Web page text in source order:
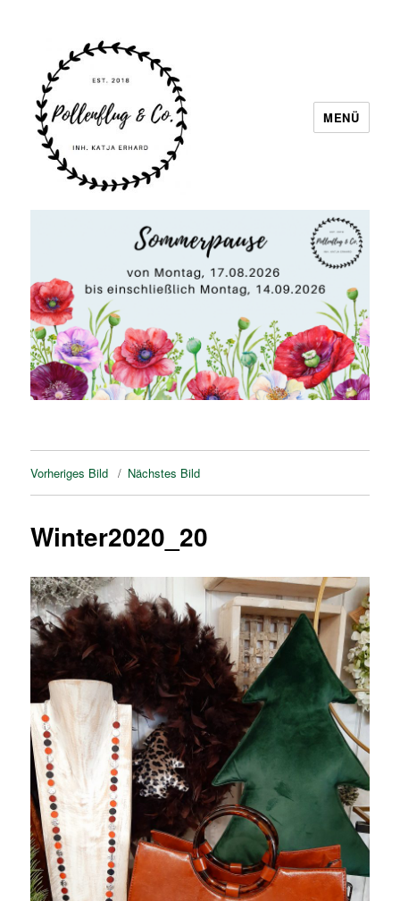
Pollenflug & Co.
MENÜ
Vorheriges Bild Nächstes Bild
Winter2020_20